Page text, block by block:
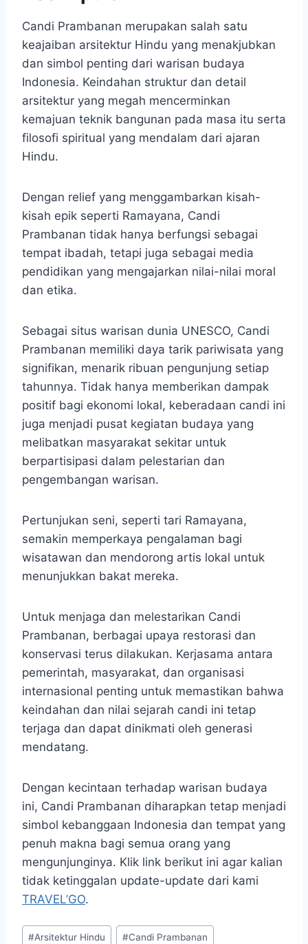
Candi Prambanan merupakan salah satu
keajaiban arsitektur Hindu yang menakjubkan
dan simbol penting dari warisan budaya
Indonesia.​ Keindahan struktur dan detail
arsitektur yang megah mencerminkan
kemajuan teknik bangunan pada masa itu serta
filosofi spiritual yang mendalam dari ajaran
Hindu.
Dengan relief yang menggambarkan kisah-
kisah epik seperti Ramayana, Candi
Prambanan tidak hanya berfungsi sebagai
tempat ibadah, tetapi juga sebagai media
pendidikan yang mengajarkan nilai-nilai moral
dan etika.
Sebagai situs warisan dunia UNESCO, Candi
Prambanan memiliki daya tarik pariwisata yang
signifikan, menarik ribuan pengunjung setiap
tahunnya. Tidak hanya memberikan dampak
positif bagi ekonomi lokal, keberadaan candi ini
juga menjadi pusat kegiatan budaya yang
melibatkan masyarakat sekitar untuk
berpartisipasi dalam pelestarian dan
pengembangan warisan.
Pertunjukan seni, seperti tari Ramayana,
semakin memperkaya pengalaman bagi
wisatawan dan mendorong artis lokal untuk
menunjukkan bakat mereka.
Untuk menjaga dan melestarikan Candi
Prambanan, berbagai upaya restorasi dan
konservasi terus dilakukan. Kerjasama antara
pemerintah, masyarakat, dan organisasi
internasional penting untuk memastikan bahwa
keindahan dan nilai sejarah candi ini tetap
terjaga dan dapat dinikmati oleh generasi
mendatang.
Dengan kecintaan terhadap warisan budaya
ini, Candi Prambanan diharapkan tetap menjadi
simbol kebanggaan Indonesia dan tempat yang
penuh makna bagi semua orang yang
mengunjunginya. Klik link berikut ini agar kalian
tidak ketinggalan update-update dari kami
TRAVEL’GO.
Post
#Arsitektur Hindu #Candi Prambanan